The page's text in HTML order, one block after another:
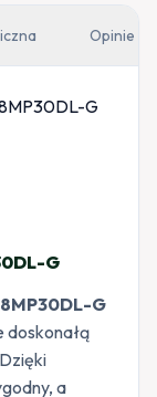
Opinie
G
G
doskonałą
a